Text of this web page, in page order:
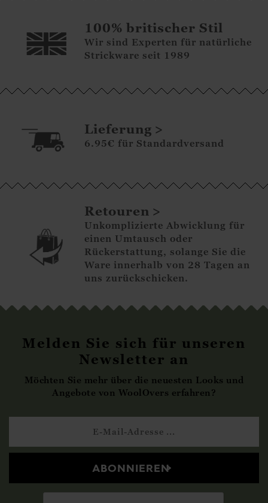
100% britischer Stil
Wir sind Experten für natürliche
Strickware seit 1989
Lieferung
6.95€ für Standardversand
Retouren
Unkomplizierte Abwicklung für
einen Umtausch oder
Rückerstattung, solange Sie die
Ware innerhalb von 28 Tagen an
uns zurückschicken.
Melden Sie sich für unseren
Newsletter an
Möchten Sie mehr über die neuesten Looks und
Angebote von WoolOvers erfahren?
ABONNIEREN